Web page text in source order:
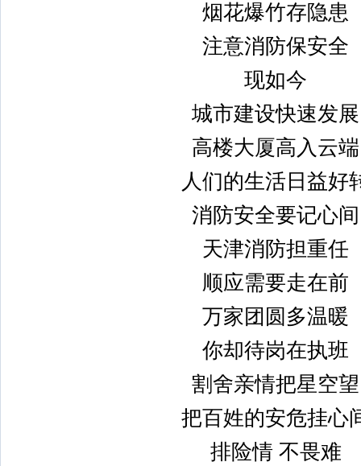
烟花爆竹存隐患
注意消防保安全
现如今
城市建设快速发展
高楼大厦高入云端
人们的生活日益好
消防安全要记心间
天津消防担重任
顺应需要走在前
万家团圆多温暖
你却待岗在执班
割舍亲情把星空望
把百姓的安危挂心
排险情 不畏难